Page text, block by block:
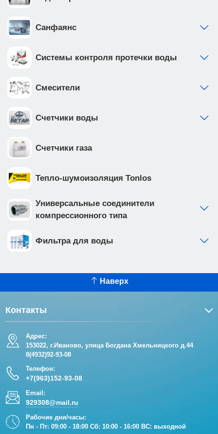
покрытием, что обеспечивает надежность и
долговечность Приобретая продукцию вы
обеспечиваете спокойствие и комфорт в вашем
доме на долгие годы вперед.
Санфаянс
Системы контроля протечки воды
Смесители
Счетчики воды
Счетчики газа
Тепло-шумоизоляция Tonlos
Универсальные соединители
компрессионного типа
Фильтра для воды
Наверх
Контакты
Адрес:
153022, г.Иваново, улица Богдана Хмельницкого д.44
8(4932)92-93-08
Телефон:
+7(963)152-93-08
Email:
929308@mail.ru
Рабочие дни/часы:
Пн - Пт: 09:00 - 18:00 Сб: 10:00 - 16:00 ВС: выходной